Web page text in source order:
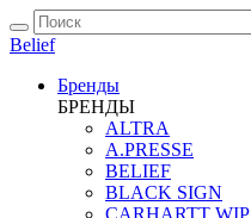
Belief
Бренды
БРЕНДЫ
ALTRA
A.PRESSE
BELIEF
BLACK SIGN
CARHARTT WIP